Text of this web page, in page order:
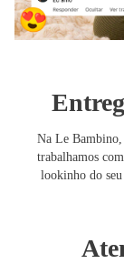
Na Le Bambino,
trabalhamos
lookinho do seu